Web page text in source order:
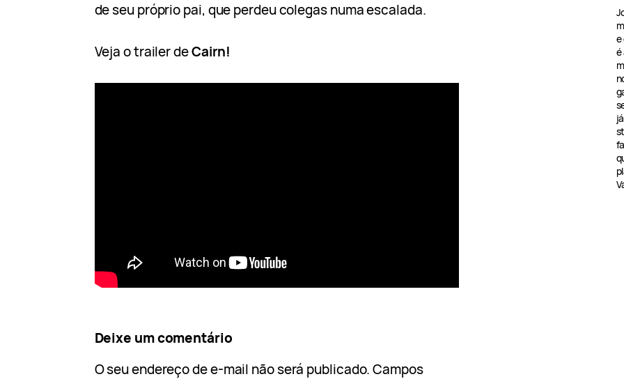
de seu próprio pai, que perdeu colegas numa escalada.
Veja o trailer deCairn!
Deixe um comentário
O seu endereço de e-mail não será publicado. Campos
e
é